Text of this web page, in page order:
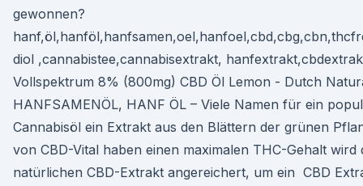
gewonnen?
diol ,cannabistee,cannabisextrakt,
Vollspektrum 8% (800mg) CBD Öl Lemon - Dutch
HANFSAMENÖL, HANF ÖL – Viele Namen für ein
Cannabisöl ein Extrakt aus den Blättern der grünen
von CBD-Vital haben einen maximalen THC-Gehalt
natürlichen CBD-Extrakt angereichert, um ein CBD